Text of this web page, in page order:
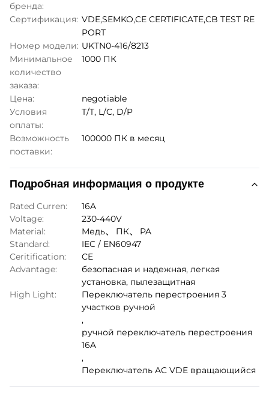
бренда:
Сертификация: VDE,SEMKO,CE CERTIFICATE,CB TEST RE
PORT
Номер модели: UKTN0-416/8213
Минимальное
количество
заказа:
1000 ПК
Цена:
negotiable
Условия
оплаты:
T/T, L/C, D/P
Возможность
поставки:
100000 ПК в месяц
Подробная информация о продукте
Rated Curren:
16A
Voltage:
230-440V
Material:
Медь、 ПК、 PA
Standard:
IEC / EN60947
Ceritification:
CE
Advantage:
безопасная и надежная, легкая
установка, пылезащитная
High Light:
Переключатель перестроения 3
участков ручной
,
ручной переключатель перестроения
16A
,
Переключатель AC VDE вращающийся